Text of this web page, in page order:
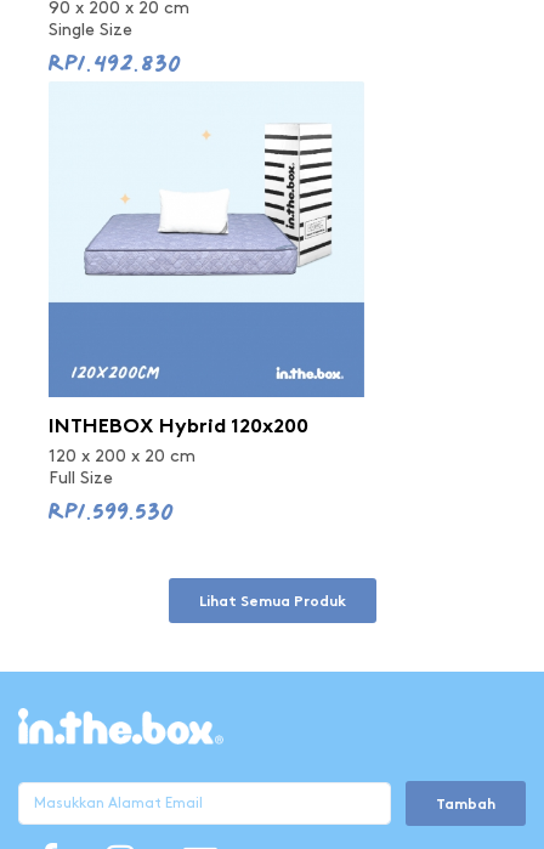
90 x 200 x 20 cm
Single Size
Rp1.492.830
INTHEBOX Hybrid 120x200
120 x 200 x 20 cm
Full Size
Rp1.599.530
Lihat Semua Produk
Tambah